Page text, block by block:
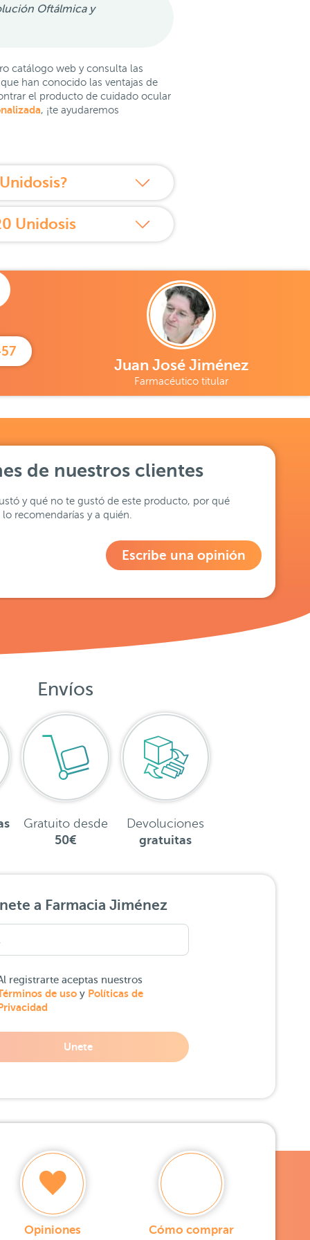
Oftálmica y
catálogo web y consulta las
han conocido las ventajas de
el producto de cuidado ocular
, ¡te ayudaremos
Unidosis
Juan José Jiménez
Farmacéutico titular
de nuestros clientes
y qué no te gustó de este producto, por qué
lo recomendarías y a quién.
Escribe una opinión
Envíos
Gratuito desde
50€
Devoluciones
gratuitas
a Farmacia Jiménez
registrarte aceptas nuestros
de uso y Políticas de
Unete
Opiniones Cómo comprar